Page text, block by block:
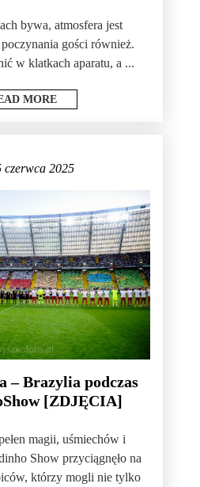
bywa, atmosfera jest
gości również.
w klatkach aparatu, a ...
MORE
czerwca 2025
– Brazylia podczas
[ZDJĘCIA]
magii, uśmiechów i
Show przyciągnęło na
którzy mogli nie tylko